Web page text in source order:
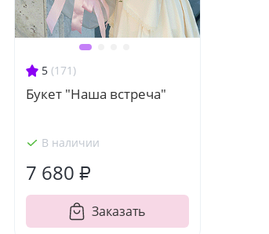
5 (171)
Букет "Наша встреча"
В наличии
7 680 ₽
Заказать